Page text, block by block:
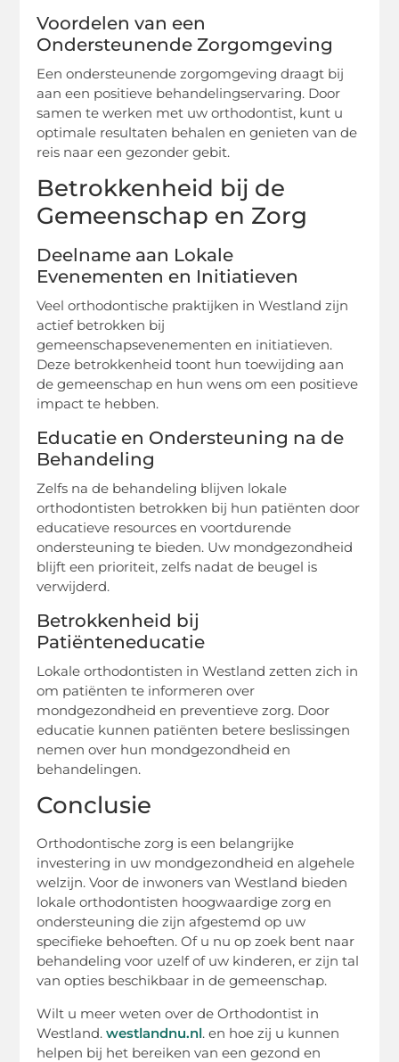
Voordelen van een
Ondersteunende Zorgomgeving
Een ondersteunende zorgomgeving draagt bij
aan een positieve behandelingservaring. Door
samen te werken met uw orthodontist, kunt u
optimale resultaten behalen en genieten van de
reis naar een gezonder gebit.
Betrokkenheid bij de
Gemeenschap en Zorg
Deelname aan Lokale
Evenementen en Initiatieven
Veel orthodontische praktijken in Westland zijn
actief betrokken bij
gemeenschapsevenementen en initiatieven.
Deze betrokkenheid toont hun toewijding aan
de gemeenschap en hun wens om een positieve
impact te hebben.
Educatie en Ondersteuning na de
Behandeling
Zelfs na de behandeling blijven lokale
orthodontisten betrokken bij hun patiënten door
educatieve resources en voortdurende
ondersteuning te bieden. Uw mondgezondheid
blijft een prioriteit, zelfs nadat de beugel is
verwijderd.
Betrokkenheid bij
Patiënteneducatie
Lokale orthodontisten in Westland zetten zich in
om patiënten te informeren over
mondgezondheid en preventieve zorg. Door
educatie kunnen patiënten betere beslissingen
nemen over hun mondgezondheid en
behandelingen.
Conclusie
Orthodontische zorg is een belangrijke
investering in uw mondgezondheid en algehele
welzijn. Voor de inwoners van Westland bieden
lokale orthodontisten hoogwaardige zorg en
ondersteuning die zijn afgestemd op uw
specifieke behoeften. Of u nu op zoek bent naar
behandeling voor uzelf of uw kinderen, er zijn tal
van opties beschikbaar in de gemeenschap.
Wilt u meer weten over de Orthodontist in
Westland.westlandnu.nl. en hoe zij u kunnen
helpen bij het bereiken van een gezond en